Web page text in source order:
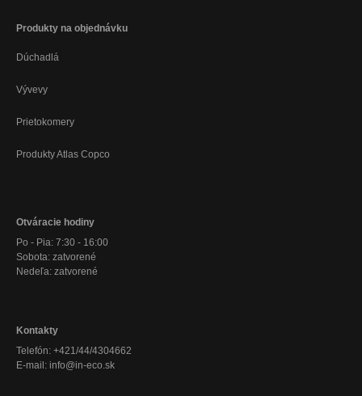
Produkty na objednávku
Dúchadlá
Vývevy
Prietokomery
Produkty Atlas Copco
Otváracie hodiny
Po - Pia: 7:30 - 16:00
Sobota: zatvorené
Nedeľa: zatvorené
Kontakty
Telefón: +421/44/4304662
E-mail: info@in-eco.sk